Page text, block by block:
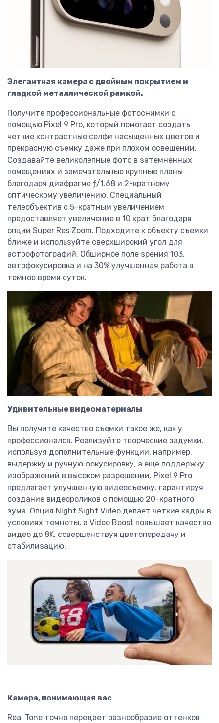
Элегантная камера с двойным покрытием и
гладкой металлической рамкой.
Получите профессиональные фотоснимки с
помощью Pixel 9 Pro, который помогает создать
четкие контрастные селфи насыщенных цветов и
прекрасную съемку даже при плохом освещении.
Создавайте великолепные фото в затемненных
помещениях и замечательные крупные планы
благодаря диафрагме ƒ/1.68 и 2-кратному
оптическому увеличению. Специальный
телеобъектив с 5-кратным увеличением
предоставляет увеличение в 10 крат благодаря
опции Super Res Zoom. Подходите к объекту съемки
ближе и используйте сверхширокий угол для
астрофотографий. Обширное поле зрения 103,
автофокусировка и на 30% улучшенная работа в
темное время суток.
Удивительные видеоматериалы
Вы получите качество съемки такое же, как у
профессионалов. Реализуйте творческие задумки,
используя дополнительные функции, например,
выдержку и ручную фокусировку, а еще поддержку
изображений в высоком разрешении. Pixel 9 Pro
предлагает улучшенную видеосъемку, гарантируя
создание видеороликов с помощью 20-кратного
зума. Опция Night Sight Video делает четкие кадры в
условиях темноты, а Video Boost повышает качество
видео до 8K, совершенствуя цветопередачу и
стабилизацию.
Камера, понимающая вас
Real Tone точно передает разнообразие оттенков